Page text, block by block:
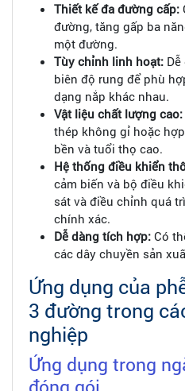
Thiết kế đa đường cấp:
đường, tăng gấp ba
một đường.
Tùy chỉnh linh hoạt:
biên độ rung để phù
dạng nắp khác nhau.
Vật liệu chất lượng cao:
thép không gỉ hoặc
bền và tuổi thọ cao.
Hệ thống điều khiển
cảm biến và bộ điều
sát và điều chỉnh quá
chính xác.
Dễ dàng tích hợp: Có
các dây chuyền sản
Ứng dụng của
3 đường trong
nghiệp
Ứng dụng trong
đóng gói